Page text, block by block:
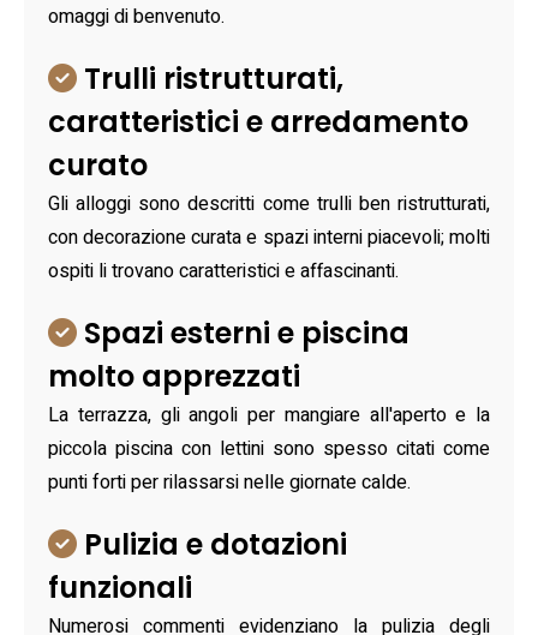
omaggi di benvenuto.
Trulli ristrutturati,
caratteristici e arredamento
curato
Gli alloggi sono descritti come trulli ben ristrutturati,
con decorazione curata e spazi interni piacevoli; molti
ospiti li trovano caratteristici e affascinanti.
Spazi esterni e piscina
molto apprezzati
La terrazza, gli angoli per mangiare all'aperto e la
piccola piscina con lettini sono spesso citati come
punti forti per rilassarsi nelle giornate calde.
Pulizia e dotazioni
funzionali
Numerosi commenti evidenziano la pulizia degli